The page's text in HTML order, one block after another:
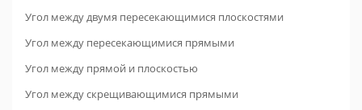
Угол между двумя пересекающимися плоскостями
Угол между пересекающимися прямыми
Угол между прямой и плоскостью
Угол между скрещивающимися прямыми